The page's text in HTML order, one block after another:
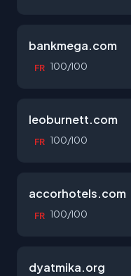
bankmega.com
FR 100/100
leoburnett.com
FR 100/100
accorhotels.com
FR 100/100
dyatmika.org